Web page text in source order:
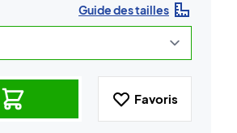
Guide des tailles
Favoris